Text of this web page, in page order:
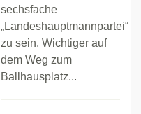
sechsfache
„Landeshauptmannpartei“
zu sein. Wichtiger auf
dem Weg zum
Ballhausplatz...